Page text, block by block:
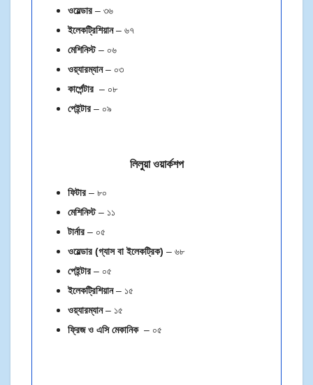
ওয়েল্ডার – ৩৬
ইলেকট্রিশিয়ান– ৬৭
মেশিনিস্ট– ০৬
ওয়্যারম্যান– ০৩
কার্পেন্টার – ০৮
পেইন্টার – ০৯
লিলুয়া ওয়ার্কশপ
ফিটার – ৮০
মেশিনিস্ট– ১১
টার্নার – ০৫
ওয়েল্ডার (গ্যাস বা ইলেকট্রিক) – ৬৮
পেইন্টার – ০৫
ইলেকট্রিশিয়ান– ১৫
ওয়্যারম্যান– ১৫
ফ্রিজ ও এসি মেকানিক – ০৫